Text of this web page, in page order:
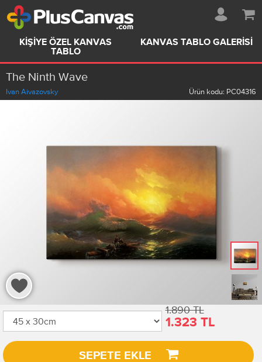
KIŞIYE ÖZEL KANVAS
TABLO
KANVAS TABLO GALERISI
The Ninth Wave
Ivan Aivazovsky Ürün kodu: PC04316
1.890 TL
1.323 TL
SEPETE EKLE